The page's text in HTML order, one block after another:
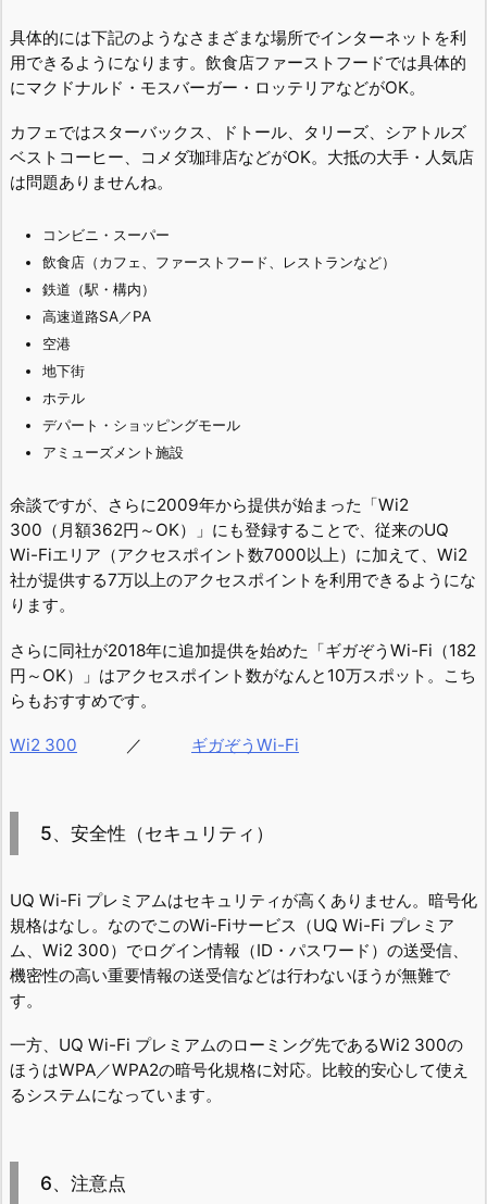
具体的には下記のようなさまざまな場所でインターネットを利
用できるようになります。飲食店ファーストフードでは具体的
にマクドナルド・モスバーガー・ロッテリアなどがOK。
カフェではスターバックス、ドトール、タリーズ、シアトルズ
ベストコーヒー、コメダ珈琲店などがOK。大抵の大手・人気店
は問題ありませんね。
コンビニ・スーパー
飲食店（カフェ、ファーストフード、レストランなど）
鉄道（駅・構内）
高速道路SA／PA
空港
地下街
ホテル
デパート・ショッピングモール
アミューズメント施設
余談ですが、さらに2009年から提供が始まった「Wi2
300（月額362円～OK）」にも登録することで、従来のUQ
Wi-Fiエリア（アクセスポイント数7000以上）に加えて、Wi2
社が提供する7万以上のアクセスポイントを利用できるようにな
ります。
さらに同社が2018年に追加提供を始めた「ギガぞうWi-Fi（182
円～OK）」はアクセスポイント数がなんと10万スポット。こち
らもおすすめです。
Wi2 300 ／ ギガぞうWi-Fi
5、安全性（セキュリティ）
UQ Wi-Fi プレミアムはセキュリティが高くありません。暗号化
規格はなし。なのでこのWi-Fiサービス（UQ Wi-Fi プレミア
ム、Wi2 300）でログイン情報（ID・パスワード）の送受信、
機密性の高い重要情報の送受信などは行わないほうが無難で
す。
一方、UQ Wi-Fi プレミアムのローミング先であるWi2 300の
ほうはWPA／WPA2の暗号化規格に対応。比較的安心して使え
るシステムになっています。
6、注意点